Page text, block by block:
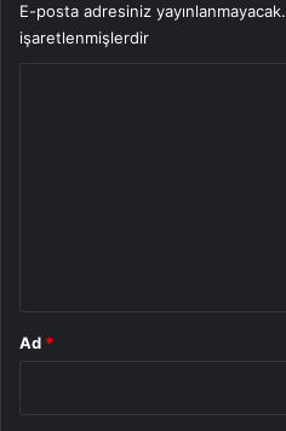
E-posta adresiniz yayınlanmayacak.
işaretlenmişlerdir
Ad *